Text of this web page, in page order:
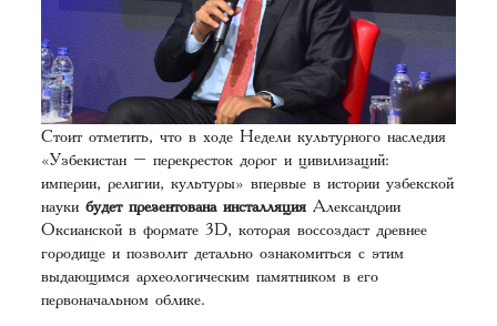
Стоит отметить, что в ходе Недели культурного наследия
«Узбекистан – перекресток дорог и цивилизаций:
империи, религии, культуры» впервые в истории узбекской
наукибудет презентована инсталляцияАлександрии
Оксианской в формате 3D, которая воссоздаст древнее
городище и позволит детально ознакомиться с этим
выдающимся археологическим памятником в его
первоначальном облике.